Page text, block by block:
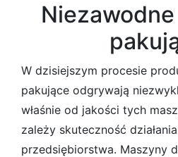
W dzisiejszym procesie
pakujące odgrywają
właśnie od jakości tych
zależy skuteczność działania
przedsiębiorstwa. Maszyny